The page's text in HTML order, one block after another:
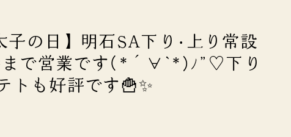
の日】明石SA下り･上り常設
まで営業です(*´∀`*)ﾉ”♡下り
トも好評です🍟✨